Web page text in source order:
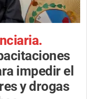
impedir el
y drogas